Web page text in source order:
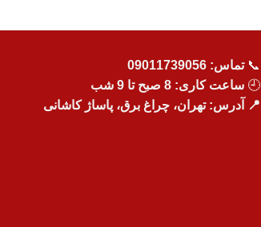
📞تماس: 09011739056
🕘 ساعت کاری: 8 صبح تا 9 شب
📍 آدرس: تهران، چراغ برق، پاساژ کاشانی